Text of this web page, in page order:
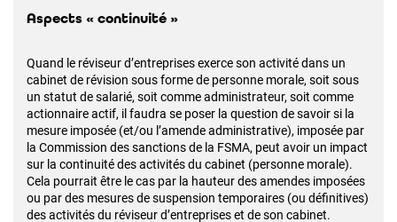
Aspects « continuité »
Quand le réviseur d’entreprises exerce son activité dans un
cabinet de révision sous forme de personne morale, soit sous
un statut de salarié, soit comme administrateur, soit comme
actionnaire actif, il faudra se poser la question de savoir si la
mesure imposée (et/ou l’amende administrative), imposée par
la Commission des sanctions de la FSMA, peut avoir un impact
sur la continuité des activités du cabinet (personne morale).
Cela pourrait être le cas par la hauteur des amendes imposées
ou par des mesures de suspension temporaires (ou définitives)
des activités du réviseur d’entreprises et de son cabinet.